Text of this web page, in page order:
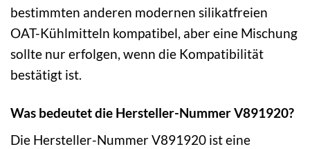
bestimmten anderen modernen silikatfreien
OAT-Kühlmitteln kompatibel, aber eine Mischung
sollte nur erfolgen, wenn die Kompatibilität
bestätigt ist.
Was bedeutet die Hersteller-Nummer V891920?
Die Hersteller-Nummer V891920 ist eine